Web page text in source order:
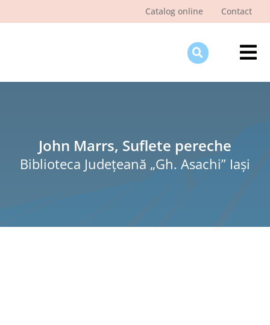
Catalog online Contact
John Marrs, Suflete pereche
Biblioteca Judeţeană „Gh. Asachi” Iaşi